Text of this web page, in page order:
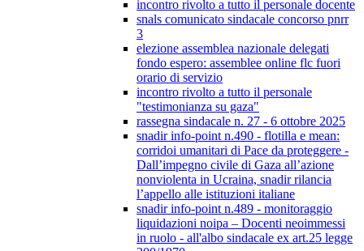
incontro rivolto a tutto il personale docente
snals comunicato sindacale concorso pnrr
3
elezione assemblea nazionale delegati
fondo espero: assemblee online flc fuori
orario di servizio
incontro rivolto a tutto il personale
"testimonianza su gaza"
rassegna sindacale n. 27 - 6 ottobre 2025
snadir info-point n.490 - flotilla e mean:
corridoi umanitari di Pace da proteggere -
Dall’impegno civile di Gaza all’azione
nonviolenta in Ucraina, snadir rilancia
l’appello alle istituzioni italiane
snadir info-point n.489 - monitoraggio
liquidazioni noipa – Docenti neoimmessi
in ruolo - all'albo sindacale ex art.25 legge